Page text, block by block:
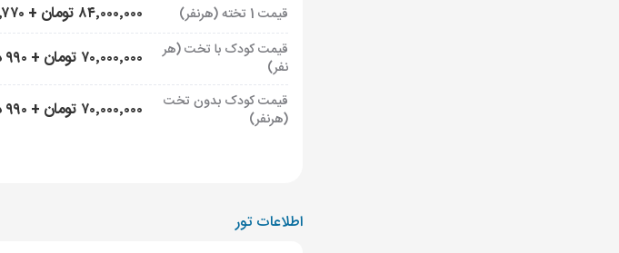
قیمت 1 تخته (هرنفر) ۸۴٬۰۰۰٬۰۰۰ تومان + ۲٬۷۷۰ دلار
قیمت کودک با تخت (هر
نفر)
۷۰٬۰۰۰٬۰۰۰ تومان + ۹۹۰ دلار
قیمت کودک بدون تخت
(هرنفر)
۷۰٬۰۰۰٬۰۰۰ تومان + ۹۹۰ دلار
اطلاعات تور